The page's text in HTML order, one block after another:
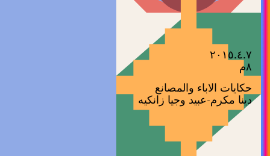
٢٠١٥.٤.٧
٨م
حكايات الاباء والمصانع
دينا مكرم-عبيد وجيا زانكيه